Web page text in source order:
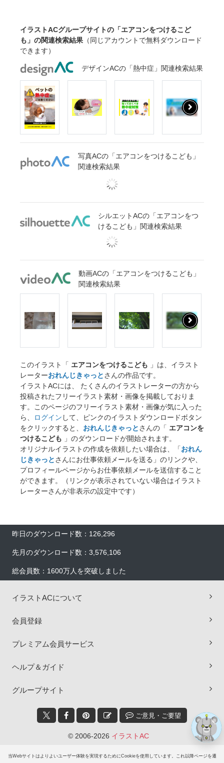
当Webサイトはよりよいユーザー体験を実現するためにCookieを使用しています。これ以降ページを遷
イラストACグループサイトの「エアコンをつけるこど
も」の関連検索結果 （同じアカウントで無料ダウンロード
できます）
デザインACの「熱中症」関連検索結果
写真ACの「エアコンをつけるこども」
関連検索結果
シルエットACの「エアコンをつ
けるこども」関連検索結果
動画ACの「エアコンをつけるこども」
関連検索結果
このイラスト「 エアコンをつけるこども 」は、イラスト
レーターおれんじきゃっとさんの作品です。
イラストACには、 たくさんのイラストレーターの方から
投稿されたフリーイラスト素材・画像を掲載しておりま
す。このページのフリーイラスト素材・画像が気に入った
ら、
ログイン して、ピンクのイラストダウンロードボタン
をクリックすると、 おれんじきゃっとさんの「 エアコンを
つけるこども 」のダウンロードが開始されます。
オリジナルイラストの作成を依頼したい場合は、「おれん
じきゃっとさんにお仕事依頼メールを送る」のリンクや、
プロフィールページからお仕事依頼メールを送信すること
ができます。（リンクが表示されていない場合はイラスト
レーターさんが非表示の設定中です）
昨日のダウンロード数：126,296
先月のダウンロード数：3,576,106
総会員数：1600万人を突破しました
イラストACについて
会員登録
プレミアム会員サービス
ヘルプ＆ガイド
グループサイト
ご意見・ご要望
© 2006-2026 イラストAC